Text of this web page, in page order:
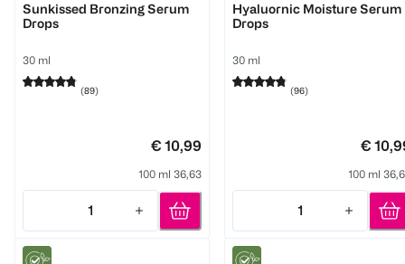
Sunkissed Bronzing Serum
Drops
30 ml
(89)
€ 10,99
100 ml 36,63
1
Quantity: 1
Hyaluornic Moisture Serum
Drops
30 ml
(96)
€
100 ml
1
Quantity: 1